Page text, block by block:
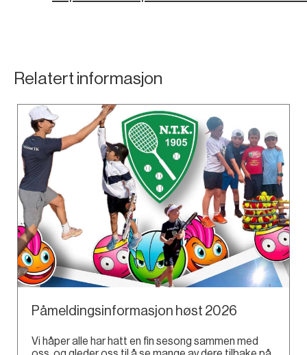
Relatert informasjon
Påmeldingsinformasjon høst 2026
Vi håper alle har hatt en fin sesong sammen med